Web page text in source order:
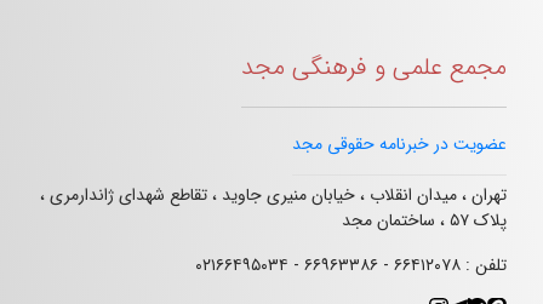
مجمع علمی و فرهنگی مجد
عضویت در خبرنامه حقوقی مجد
تهران ، میدان انقلاب ، خیابان منیری جاوید ، تقاطع شهدای ژاندارمری ،
پلاک ۵۷ ، ساختمان مجد
تلفن : ۶۶۴۱۲۰۷۸ - ۶۶۹۶۳۳۸۶ - ۰۲۱۶۶۴۹۵۰۳۴